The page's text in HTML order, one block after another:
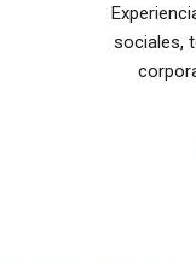
sociales,